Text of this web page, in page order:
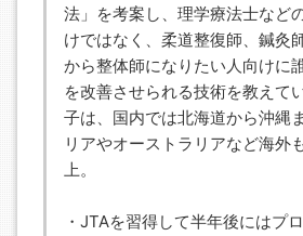
法」を考案し、理学療法士など
けではなく、柔道整復師、鍼灸
から整体師になりたい人向けに
を改善させられる技術を教えて
子は、国内では北海道から沖縄
リアやオーストラリアなど海外
上。
・JTAを習得して半年後にはプ